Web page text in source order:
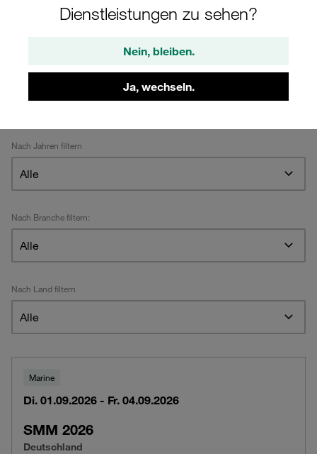
Dienstleistungen zu sehen?
Nein, bleiben.
Ja, wechseln.
Anstehende Veranstaltungen Vergangene
Nach Jahren filtern
Alle
Nach Branche filtern:
Alle
Nach Land filtern
Alle
Marine
Di. 01.09.2026 - Fr. 04.09.2026
SMM 2026
Deutschland